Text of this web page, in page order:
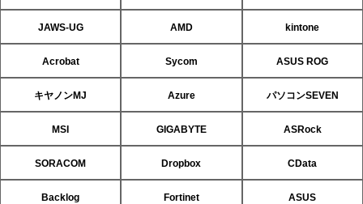
JAWS-UG AMD kintone
Acrobat Sycom ASUS ROG
キヤノンMJ Azure パソコンSEVEN
MSI GIGABYTE ASRock
SORACOM Dropbox CData
Backlog Fortinet ASUS